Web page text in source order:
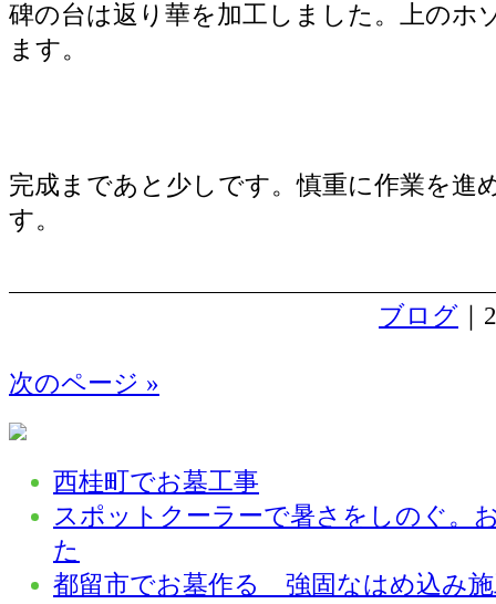
碑の台は返り華を加工しました。上のホ
ます。
完成まであと少しです。慎重に作業を進
す。
ブログ
次のページ »
西桂町でお墓工事
スポットクーラーで暑さをしのぐ。
た
都留市でお墓作る 強固なはめ込み